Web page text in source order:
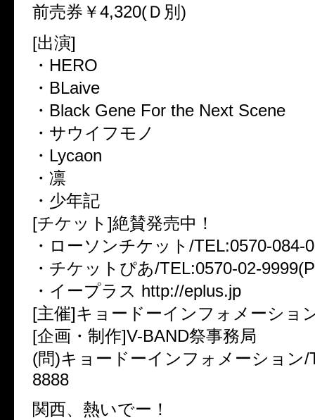
前売券￥4,320(Ｄ別)
[出演]
・HERO
・BLaive
・Black Gene For the Next Scene
・サウイフモノ
・Lycaon
・凛
・少年記
[チケット]絶賛発売中！
・ローソンチケット/TEL:0570-084-
・チケットぴあ/TEL:0570-02-
・イープラス http://eplus.jp
[主催]キョードーインフォメーショ
[企画・制作]V-BAND祭事務局
(問)キョードーインフォメーション/
8888
関西、熱いでー！